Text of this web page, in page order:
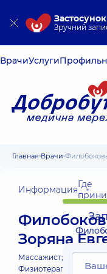
Зручний
ВрачиУслуги
Главная Врачи
ИнформацияГде
Зоряна
Массажист; Массажист
Физиотерапевт;